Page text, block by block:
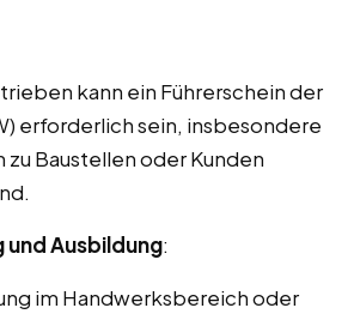
kann ein Führerschein der
erforderlich sein, insbesondere
zu Baustellen oder Kunden
Ausbildung:
im Handwerksbereich oder